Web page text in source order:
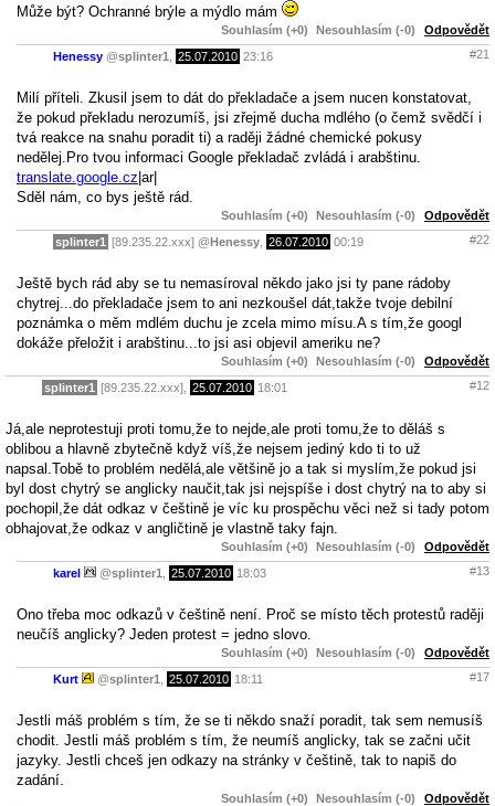
Může být? Ochranné brýle a mýdlo mám
Souhlasím (+0) Nesouhlasím (-0) Odpovědět
Henessy @splinter1 25.07.2010 23:16 #21
Milí příteli. Zkusil jsem to dát do překladače a jsem nucen konstatovat,
že pokud překladu nerozumíš, jsi zřejmě ducha mdlého (o čemž svědčí i
tvá reakce na snahu poradit ti) a raději žádné chemické pokusy
nedělej.Pro tvou informaci Google překladač zvládá i arabštinu.
translate.google.cz|ar|
Sděl nám, co bys ještě rád.
Souhlasím (+0) Nesouhlasím (-0) Odpovědět
splinter1 [89.235.22.xxx] @Henessy 26.07.2010 00:19 #22
Ještě bych rád aby se tu nemasíroval někdo jako jsi ty pane rádoby
chytrej...do překladače jsem to ani nezkoušel dát,takže tvoje debilní
poznámka o měm mdlém duchu je zcela mimo mísu.A s tím,že googl
dokáže přeložit i arabštinu...to jsi asi objevil ameriku ne?
Souhlasím (+0) Nesouhlasím (-0) Odpovědět
splinter1 [89.235.22.xxx], 25.07.2010 18:01 #12
Já,ale neprotestuji proti tomu,že to nejde,ale proti tomu,že to děláš s
oblibou a hlavně zbytečně když víš,že nejsem jediný kdo ti to už
napsal.Tobě to problém nedělá,ale většině jo a tak si myslím,že pokud jsi
byl dost chytrý se anglicky naučit,tak jsi nejspíše i dost chytrý na to aby si
pochopil,že dát odkaz v češtině je víc ku prospěchu věci než si tady potom
obhajovat,že odkaz v angličtině je vlastně taky fajn.
Souhlasím (+0) Nesouhlasím (-0) Odpovědět
karel @splinter1 25.07.2010 18:03 #13
Ono třeba moc odkazů v češtině není. Proč se místo těch protestů raději
neučíš anglicky? Jeden protest = jedno slovo.
Souhlasím (+0) Nesouhlasím (-0) Odpovědět
Kurt @splinter1 25.07.2010 18:11 #17
Jestli máš problém s tím, že se ti někdo snaží poradit, tak sem nemusíš
chodit. Jestli máš problém s tím, že neumíš anglicky, tak se začni učit
jazyky. Jestli chceš jen odkazy na stránky v češtině, tak to napiš do
zadání.
Souhlasím (+0) Nesouhlasím (-0) Odpovědět